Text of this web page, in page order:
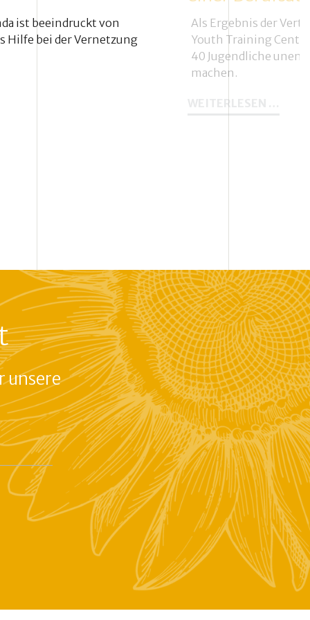
ist beeindruckt von
Hilfe bei der Vernetzung
Als Ergebnis der
Youth Training
40 Jugendliche
machen.
WEITERLESEN …
unsere